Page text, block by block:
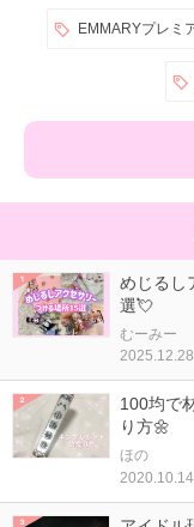
EMMARYプレミ
めじるし
選💘
むーみー
2025.12.28
100均で
り方🌼
ほの
2020.10.14